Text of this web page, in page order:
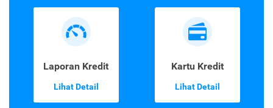
Laporan Kredit
Lihat Detail
Kartu Kredit
Lihat Detail